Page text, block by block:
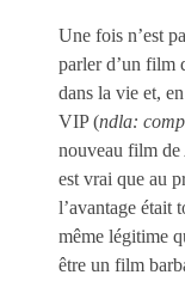
Une fois n’est
parler d’un film
dans la vie et,
VIP (ndla:
nouveau film de
est vrai que au
l’avantage était
même légitime
être un film